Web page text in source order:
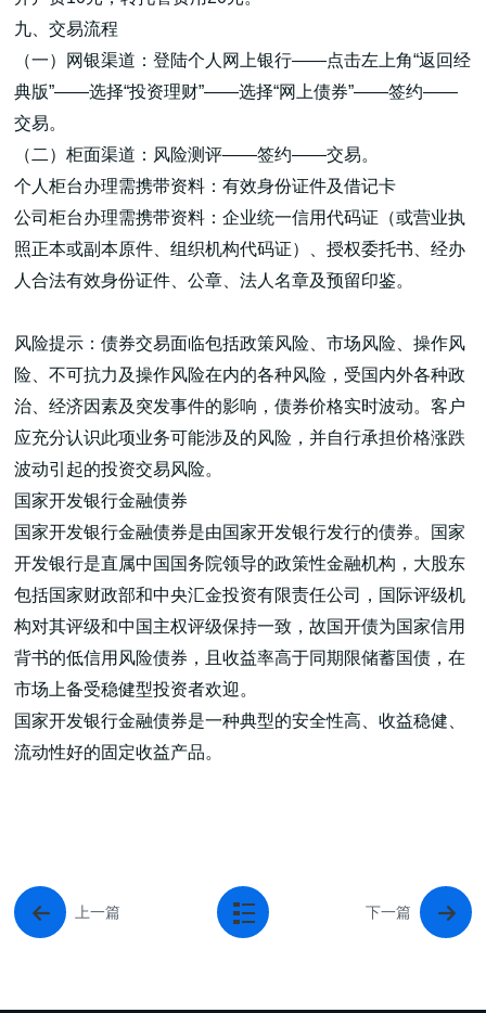
九、交易流程
（一）网银渠道：登陆个人网上银行——点击左上角“返回经
典版”——选择“投资理财”——选择“网上债券”——签约——
交易。
（二）柜面渠道：风险测评——签约——交易。
个人柜台办理需携带资料：有效身份证件及借记卡
公司柜台办理需携带资料：企业统一信用代码证（或营业执
照正本或副本原件、组织机构代码证）、授权委托书、经办
人合法有效身份证件、公章、法人名章及预留印鉴。
风险提示：债券交易面临包括政策风险、市场风险、操作风
险、不可抗力及操作风险在内的各种风险，受国内外各种政
治、经济因素及突发事件的影响，债券价格实时波动。客户
应充分认识此项业务可能涉及的风险，并自行承担价格涨跌
波动引起的投资交易风险。
国家开发银行金融债券
国家开发银行金融债券是由国家开发银行发行的债券。国家
开发银行是直属中国国务院领导的政策性金融机构，大股东
包括国家财政部和中央汇金投资有限责任公司，国际评级机
构对其评级和中国主权评级保持一致，故国开债为国家信用
背书的低信用风险债券，且收益率高于同期限储蓄国债，在
市场上备受稳健型投资者欢迎。
国家开发银行金融债券是一种典型的安全性高、收益稳健、
流动性好的固定收益产品。
上一篇 下一篇